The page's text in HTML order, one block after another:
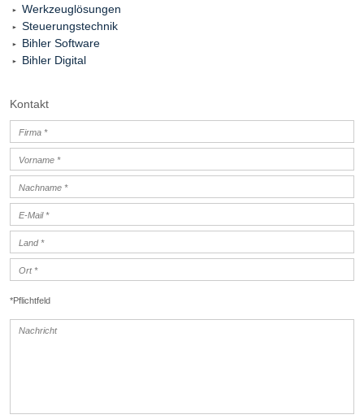
Werkzeuglösungen
Steuerungstechnik
Bihler Software
Bihler Digital
Kontakt
*Pflichtfeld